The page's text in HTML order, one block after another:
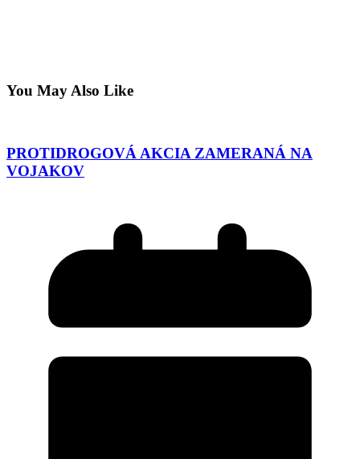
You May Also Like
PROTIDROGOVÁ AKCIA ZAMERANÁ NA
VOJAKOV